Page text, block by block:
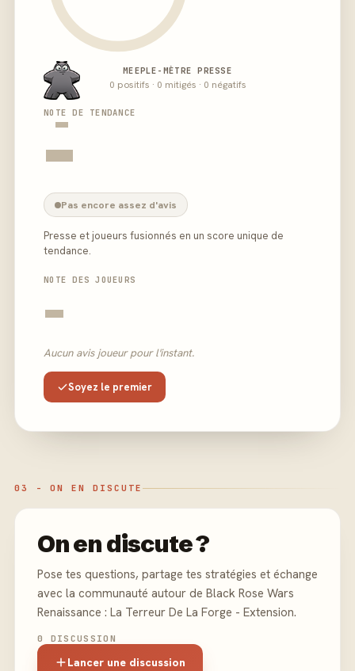
-
MEEPLE-MÈTRE PRESSE
0 positifs · 0 mitigés · 0 négatifs
NOTE DE TENDANCE
-
Pas encore assez d'avis
Presse et joueurs fusionnés en un score unique de
tendance.
NOTE DES JOUEURS
-
Aucun avis joueur pour l'instant.
Soyez le premier
03 - ON EN DISCUTE
On en discute ?
Pose tes questions, partage tes stratégies et échange
avec la communauté autour de Black Rose Wars
Renaissance : La Terreur De La Forge - Extension.
0 DISCUSSION
Lancer une discussion